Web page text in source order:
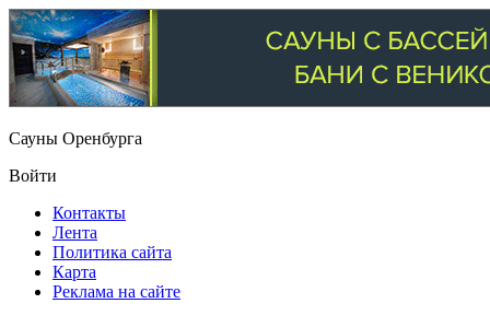
Сауны Оренбурга
Войти
Контакты
Лента
Политика сайта
Карта
Реклама на сайте